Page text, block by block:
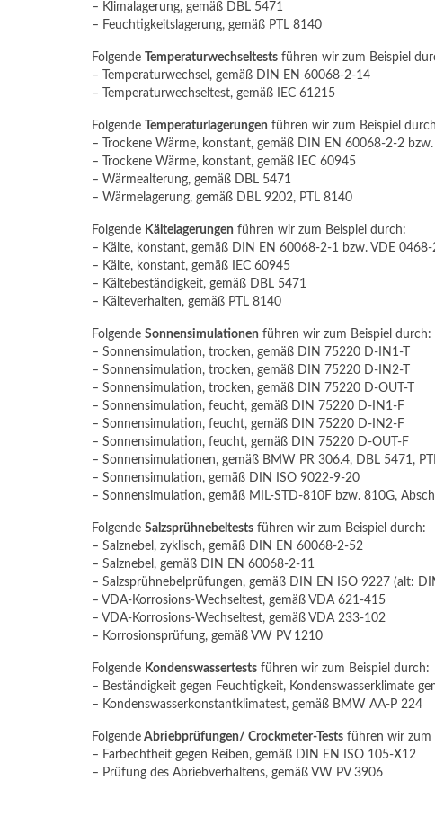
– Klimalagerung, gemäß DBL 5471
– Feuchtigkeitslagerung, gemäß PTL 8140
Folgende Temperaturwechseltests führen wir zum Beispiel
– Temperaturwechsel, gemäß DIN EN 60068-2-14
– Temperaturwechseltest, gemäß IEC 61215
Folgende Temperaturlagerungen führen wir zum Beispiel
– Trockene Wärme, konstant, gemäß DIN EN 60068-2-2
– Trockene Wärme, konstant, gemäß IEC 60945
– Wärmealterung, gemäß DBL 5471
– Wärmelagerung, gemäß DBL 9202, PTL 8140
Folgende Kältelagerungen führen wir zum Beispiel durch:
– Kälte, konstant, gemäß DIN EN 60068-2-1 bzw. VDE
– Kälte, konstant, gemäß IEC 60945
– Kältebeständigkeit, gemäß DBL 5471
– Kälteverhalten, gemäß PTL 8140
Folgende Sonnensimulationen führen wir zum Beispiel durch:
– Sonnensimulation, trocken, gemäß DIN 75220 D-IN1-T
– Sonnensimulation, trocken, gemäß DIN 75220 D-IN2-T
– Sonnensimulation, trocken, gemäß DIN 75220 D-OUT-T
– Sonnensimulation, feucht, gemäß DIN 75220 D-IN1-F
– Sonnensimulation, feucht, gemäß DIN 75220 D-IN2-F
– Sonnensimulation, feucht, gemäß DIN 75220 D-OUT-F
– Sonnensimulationen, gemäß BMW PR 306.4, DBL 5471,
– Sonnensimulation, gemäß DIN ISO 9022-9-20
– Sonnensimulation, gemäß MIL-STD-810F bzw. 810G,
Folgende Salzsprühnebeltests führen wir zum Beispiel durch:
– Salznebel, zyklisch, gemäß DIN EN 60068-2-52
– Salznebel, gemäß DIN EN 60068-2-11
– Salzsprühnebelprüfungen, gemäß DIN EN ISO 9227 (alt:
– VDA-Korrosions-Wechseltest, gemäß VDA 621-415
– VDA-Korrosions-Wechseltest, gemäß VDA 233-102
– Korrosionsprüfung, gemäß VW PV 1210
Folgende Kondenswassertests führen wir zum Beispiel durch:
– Beständigkeit gegen Feuchtigkeit, Kondenswasserklimate
– Kondenswasserkonstantklimatest, gemäß BMW AA-P 224
Folgende Abriebprüfungen/ Crockmeter-Tests führen wir zum
– Farbechtheit gegen Reiben, gemäß DIN EN ISO 105-X12
– Prüfung des Abriebverhaltens, gemäß VW PV 3906